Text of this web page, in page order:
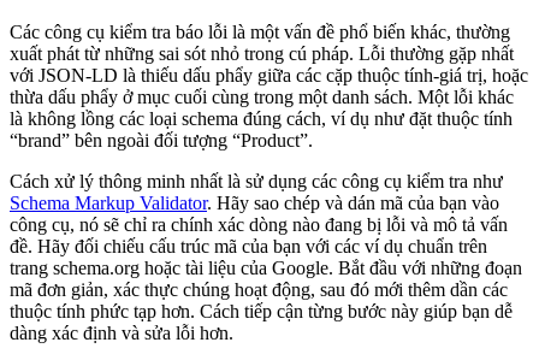
Các công cụ kiểm tra báo lỗi là một vấn đề phổ biến khác, thường
xuất phát từ những sai sót nhỏ trong cú pháp. Lỗi thường gặp nhất
với JSON-LD là thiếu dấu phẩy giữa các cặp thuộc tính-giá trị, hoặc
thừa dấu phẩy ở mục cuối cùng trong một danh sách. Một lỗi khác
là không lồng các loại schema đúng cách, ví dụ như đặt thuộc tính
“brand” bên ngoài đối tượng “Product”.
Cách xử lý thông minh nhất là sử dụng các công cụ kiểm tra như
Schema Markup Validator. Hãy sao chép và dán mã của bạn vào
công cụ, nó sẽ chỉ ra chính xác dòng nào đang bị lỗi và mô tả vấn
đề. Hãy đối chiếu cấu trúc mã của bạn với các ví dụ chuẩn trên
trang schema.org hoặc tài liệu của Google. Bắt đầu với những đoạn
mã đơn giản, xác thực chúng hoạt động, sau đó mới thêm dần các
thuộc tính phức tạp hơn. Cách tiếp cận từng bước này giúp bạn dễ
dàng xác định và sửa lỗi hơn.